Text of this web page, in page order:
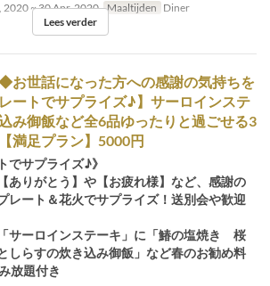
2020 ~ 30 Apr, 2020 Maaltijden Diner
Lees verder
◆お世話になった方への感謝の気持ちを
ートでサプライズ♪】サーロインステ
み御飯など全6品ゆったりと過ごせる3
満足プラン】5000円
でサプライズ♪》
ありがとう】や【お疲れ様】など、感謝の
レート＆花火でサプライズ！送別会や歓迎
サーロインステーキ」に「鰆の塩焼き 桜
しらすの炊き込み御飯」など春のお勧め料
放題付き